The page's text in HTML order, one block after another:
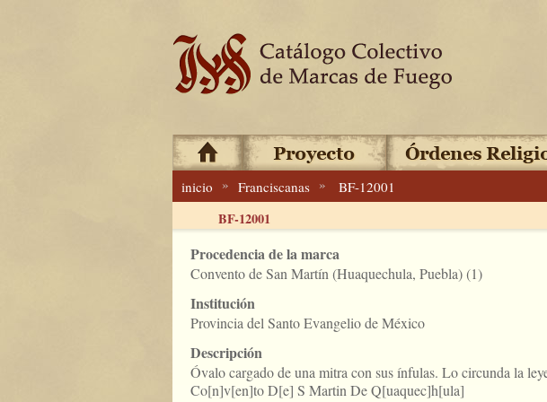
inicio » Franciscanas » BF-12001
BF-12001
Procedencia de la marca
Convento de San Martín (Huaquechula, Puebla) (1)
Institución
Provincia del Santo Evangelio de México
Descripción
Óvalo cargado de una mitra con sus ínfulas. Lo circunda la
Co[n]v[en]to D[e] S Martin De Q[uaquec]h[ula]